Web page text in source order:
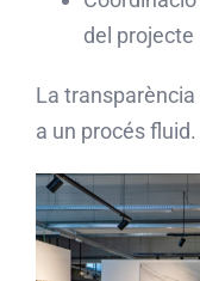
del projecte
La
a un procés fluid.